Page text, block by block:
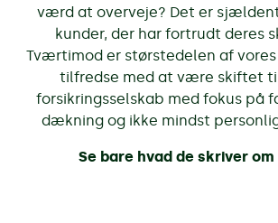
værd at overveje? Det er
kunder, der har fortrudt deres
Tværtimod er størstedelen af
tilfredse med at være skiftet
forsikringsselskab med fokus på
dækning og ikke mindst
Se bare hvad de skriver om